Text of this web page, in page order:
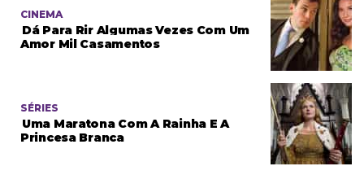
CINEMA
Dá Para Rir Algumas Vezes Com Um
Amor Mil Casamentos
SÉRIES
Uma Maratona Com A Rainha E A
Princesa Branca